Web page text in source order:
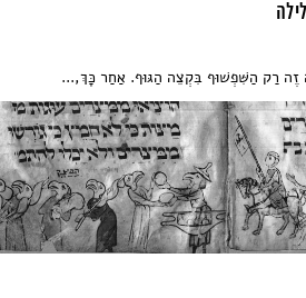
רַק הַשִּׁפְשׁוּף בִּקְצֵה הַגּוּף. אַחַר כָּךְ,...